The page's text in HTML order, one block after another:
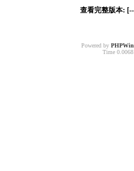
查看完整版本:
Powered by
Time